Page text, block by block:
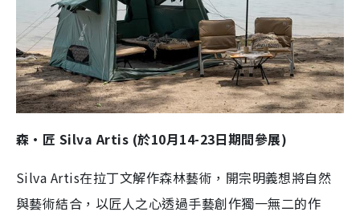
森·匠 Silva Artis (於10月14-23日期間參展)
Silva Artis在拉丁文解作森林藝術，開宗明義想將自然
與藝術結合，以匠人之心透過手藝創作獨一無二的作